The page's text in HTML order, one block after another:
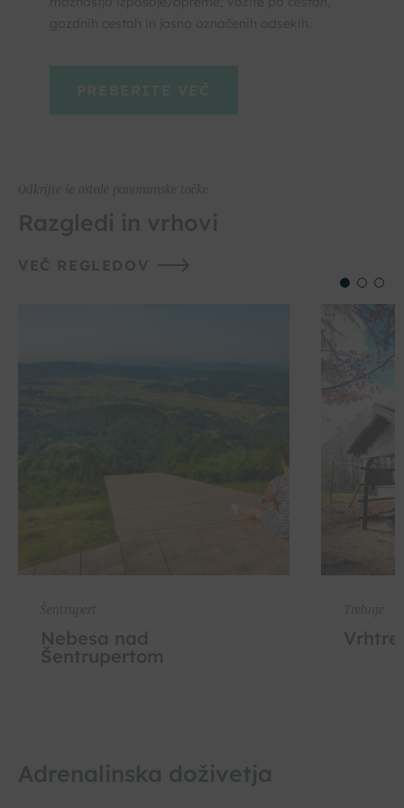
gozdnih cestah in jasno označenih odsekih.
Odkrijte še ostale panoramske točke
Razgledi in vrhovi
VEČ REGLEDOV
Šentrupert
Nebesa nad
Šentrupertom
Trebnje
Adrenalinska doživetja